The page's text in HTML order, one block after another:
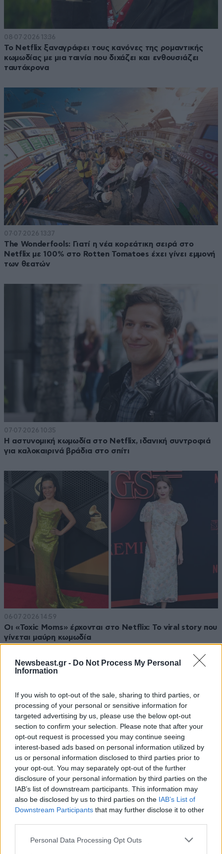
Newsbeast.gr - Do Not Process My Personal
Information
If you wish to opt-out of the sale, sharing to third parties, or
processing of your personal or sensitive information for
targeted advertising by us, please use the below opt-out
section to confirm your selection. Please note that after your
opt-out request is processed you may continue seeing
interest-based ads based on personal information utilized by
us or personal information disclosed to third parties prior to
your opt-out. You may separately opt-out of the further
disclosure of your personal information by third parties on the
IAB’s list of downstream participants. This information may
also be disclosed by us to third parties on the IAB’s List of
Downstream Participants that may further disclose it to other
Please note that this website/app uses one or more Google
Personal Data Processing Opt Outs
08·07·2026 13:36
Το Netflix ξαναγράφει τους κανόνες της ρομαντικής
κωμωδίας με μια ταινία που διχάζει και ενθουσιάζει
ταυτόχρονα
07·07·2026 13:37
The Wonderfools: Γιατί η νέα κορεάτικη σειρά στο
Netflix με 100% στο Rotten Tomatoes έχει γίνει εμμονή
των θεατών
07·07·2026 10:35
Η αστυνομική κωμωδία στο Netflix, ιδανική συντροφιά
για καλοκαιρινά βράδια στο σπίτι
06·07·2026 14:59
Οι «Toxic Moms» έρχονται στο Netflix: To viral story που
γίνεται μαύρη κωμωδία
06·07·2026 11:11
That Night: Οι διακοπές τριών αδερφών εξελίσσονται
σε σκοτεινό ψυχολογικό θρίλερ στο Netflix